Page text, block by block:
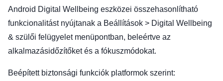
Android Digital Wellbeing eszközei összehasonlítható
funkcionalitást nyújtanak a Beállítások > Digital Wellbeing
& szülői felügyelet menüpontban, beleértve az
alkalmazásidőzítőket és a fókuszmódokat.
Beépített biztonsági funkciók platformok szerint: